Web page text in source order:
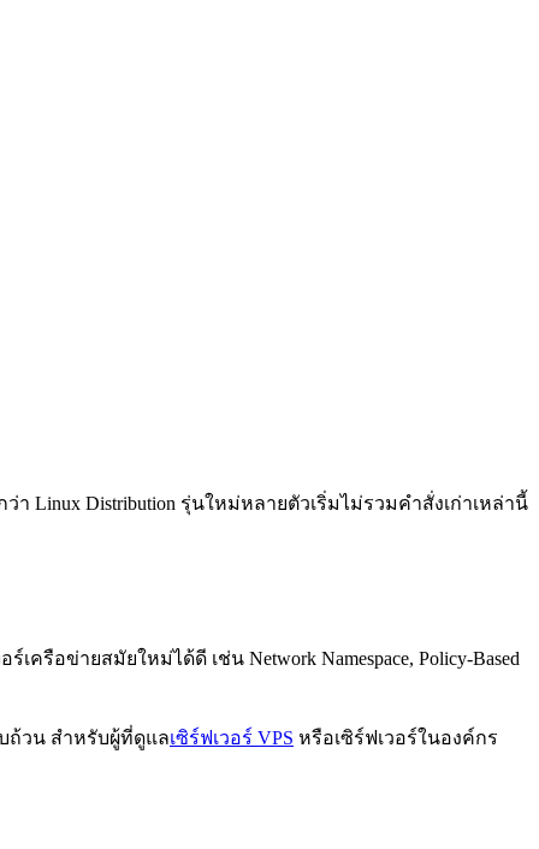
Linux Distribution รุ่นใหม่หลายตัวเริ่มไม่รวมคำสั่งเก่าเหล่านี้
รือข่ายสมัยใหม่ได้ดี เช่น Network Namespace, Policy-Based
ถ้วน สำหรับผู้ที่ดูแลเซิร์ฟเวอร์ VPS หรือเซิร์ฟเวอร์ในองค์กร